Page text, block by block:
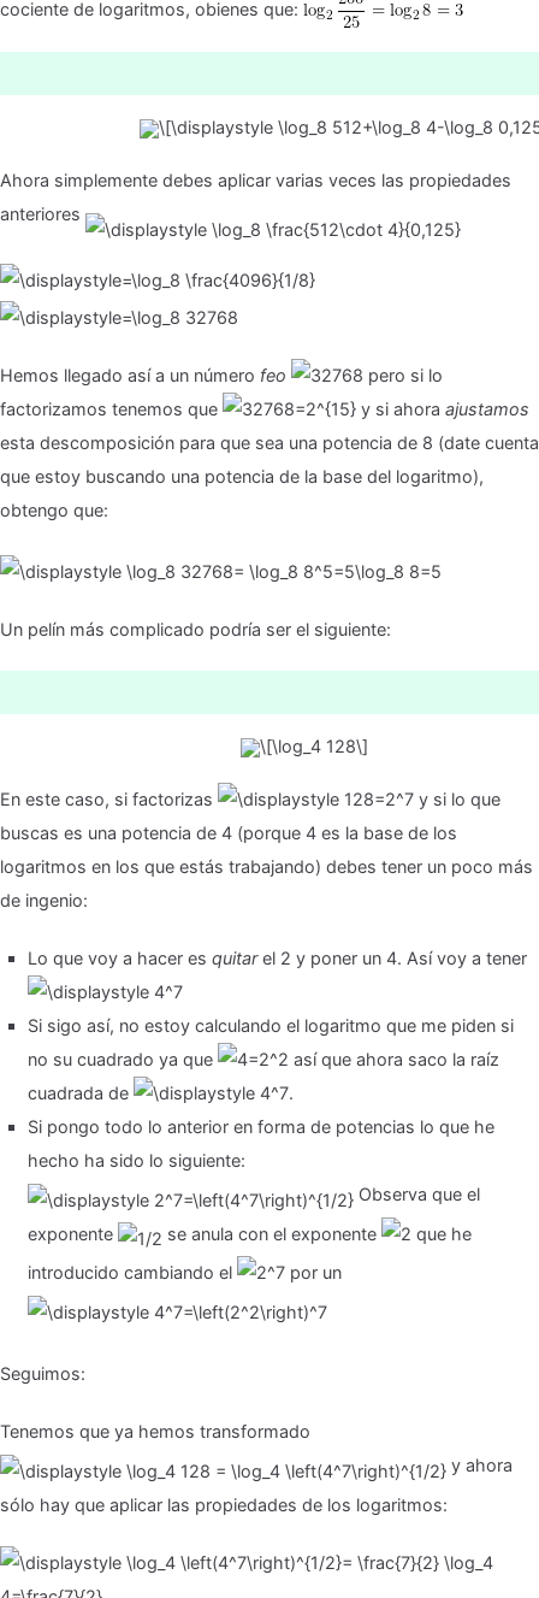
cociente de logaritmos, obienes que:
Ahora simplemente debes aplicar varias veces las propiedades
anteriores
Hemos llegado así a un número feo
pero si lo
factorizamos tenemos que
y si ahora ajustamos
esta descomposición para que sea una potencia de 8 (date cuenta
que estoy buscando una potencia de la base del logaritmo),
obtengo que:
Un pelín más complicado podría ser el siguiente:
En este caso, si factorizas
y si lo que
buscas es una potencia de 4 (porque 4 es la base de los
logaritmos en los que estás trabajando) debes tener un poco más
de ingenio:
Lo que voy a hacer esquitarel 2 y poner un 4. Así voy a tener
Si sigo así, no estoy calculando el logaritmo que me piden si
no su cuadrado ya que
así que ahora saco la raíz
cuadrada de
.
Si pongo todo lo anterior en forma de potencias lo que he
hecho ha sido lo siguiente:
Observa que el
exponente
se anula con el exponente
que he
introducido cambiando el
por un
Seguimos:
Tenemos que ya hemos transformado
y ahora
sólo hay que aplicar las propiedades de los logaritmos: